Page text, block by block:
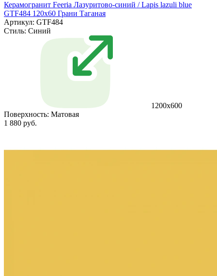
Керамогранит Feeria Лазуритово-синий / Lapis lazuli blue
GTF484 120х60 Грани Таганая
Артикул: GTF484
Стиль: Синий
1200х600
Поверхность: Матовая
1 880 руб.